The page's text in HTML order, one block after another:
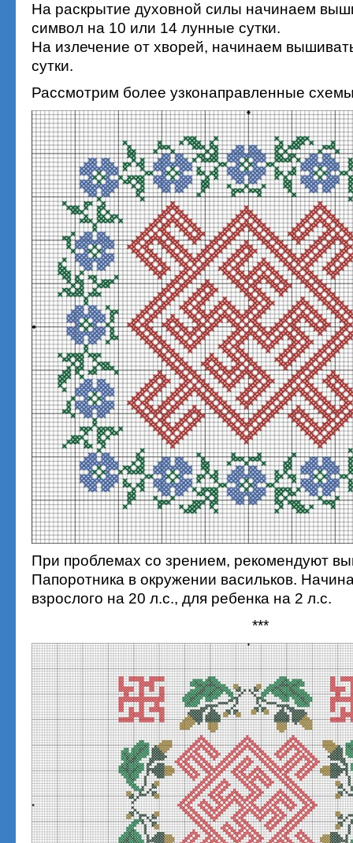
На раскрытие духовной силы начинаем
символ на 10 или 14 лунные сутки.
На излечение от хворей, начинаем
сутки.
Рассмотрим более узконаправленные
При проблемах со зрением, рекомендуют
Папоротника в окружении васильков.
взрослого на 20 л.с., для ребенка на 2 л.с.
***